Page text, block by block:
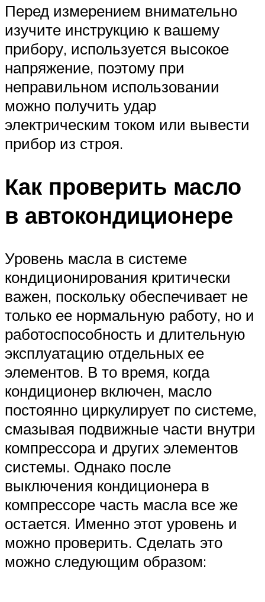
Перед измерением внимательно
изучите инструкцию к вашему
прибору, используется высокое
напряжение, поэтому при
неправильном использовании
можно получить удар
электрическим током или вывести
прибор из строя.
Как проверить масло
в автокондиционере
Уровень масла в системе
кондиционирования критически
важен, поскольку обеспечивает не
только ее нормальную работу, но и
работоспособность и длительную
эксплуатацию отдельных ее
элементов. В то время, когда
кондиционер включен, масло
постоянно циркулирует по системе,
смазывая подвижные части внутри
компрессора и других элементов
системы. Однако после
выключения кондиционера в
компрессоре часть масла все же
остается. Именно этот уровень и
можно проверить. Сделать это
можно следующим образом: